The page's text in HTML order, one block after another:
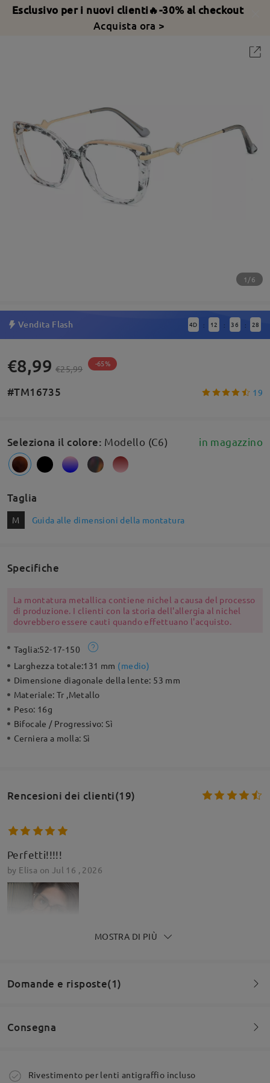
Esclusivo per i nuovi clienti🔥-30% al checkout
Acquista ora >
1/6
Vendita Flash 4D : 12 : 36 : 27
€8,99 €25,99 -65%
#TM16735 19
Seleziona il colore: Modello (C6) in magazzino
Taglia
M Guida alle dimensioni della montatura
Specifiche
La montatura metallica contiene nichel a causa del processo
di produzione. I clienti con la storia dell'allergia al nichel
dovrebbero essere cauti quando effettuano l'acquisto.
Taglia:52-17-150
Larghezza totale:131 mm (medio)
Dimensione diagonale della lente: 53 mm
Materiale:Tr ,Metallo
Peso: 16g
Bifocale / Progressivo:Sì
Cerniera a molla: Sì
Rencesioni dei clienti(19)
Perfetti!!!!!
by Elisa on Jul 16 , 2026
bySara Dagna on Jul 16 , 2026
MOSTRA DI PIÙ
Domande e risposte(1)
esattamente alle mie, non li posso comprare? O
Consegna
Ordine effettuato
Rivestimento per lenti antigraffio incluso